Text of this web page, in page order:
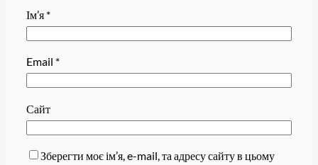
Ім’я *
Email *
Сайт
Зберегти моє ім’я, e-mail, та адресу сайту в цьому